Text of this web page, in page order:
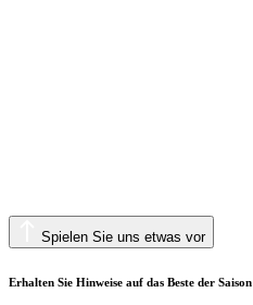
Spielen Sie uns etwas vor
Erhalten Sie Hinweise auf das Beste der Saison